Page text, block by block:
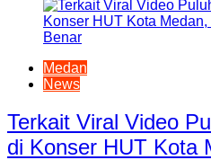
Medan
News
Terkait Viral Video
di Konser HUT Kota